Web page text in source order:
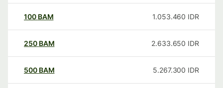
100 BAM 1.053.460 IDR
250 BAM 2.633.650 IDR
500 BAM 5.267.300 IDR